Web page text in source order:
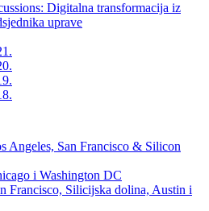
Digitalna transformacija iz
uprave
Angeles, San Francisco & Silicon
i Washington DC
Francisco, Silicijska dolina, Austin i